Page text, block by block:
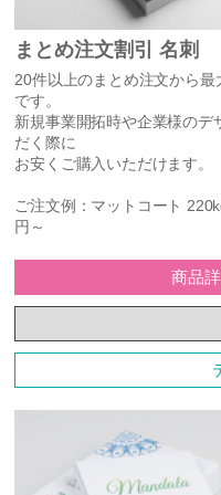
まとめ注文割引 名刺
20件以上のまとめ注文から
です。
新規事業開拓時や企業様のデ
だく際に
お安くご購入いただけます。
ご注文例：マットコート
円～
商品